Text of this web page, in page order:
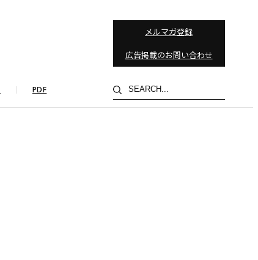
メルマガ登録
広告掲載のお問い合わせ
PDF
検
索